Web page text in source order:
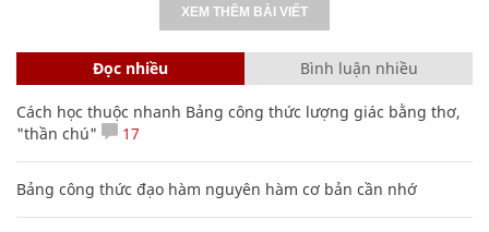
XEM THÊM BÀI VIẾT
Đọc nhiều Bình luận nhiều
Cách học thuộc nhanh Bảng công thức lượng giác bằng thơ,
"thần chú"
17
Bảng công thức đạo hàm nguyên hàm cơ bản cần nhớ